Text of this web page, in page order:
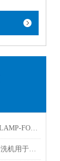
德国Dr. Hoenle紫外线干燥机LAMP-FOZ 300 D24 U用于涂层和表面处理
UNITOR UDF 2100 超声波清洗机用于滤芯清洗